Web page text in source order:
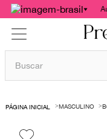
Buscar
MASCULINO
1º
bolsas
cris barros